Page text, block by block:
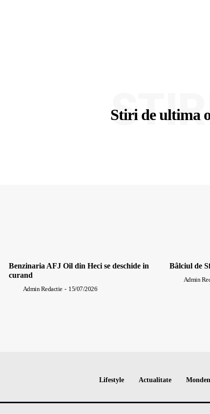
Stiri de ultima
Benzinaria AFJ Oil din Heci se deschide in
curand
Admin Redactie - 15/07/2026
Bâlciul de
Admin
Lifestyle Actualitate Monden